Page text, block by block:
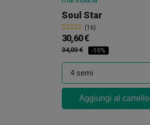
Soul Star
(16)
30,60 €
34,00 € -10%
Aggiungi al carrello